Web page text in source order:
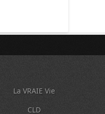
La VRAIE Vie
CLD